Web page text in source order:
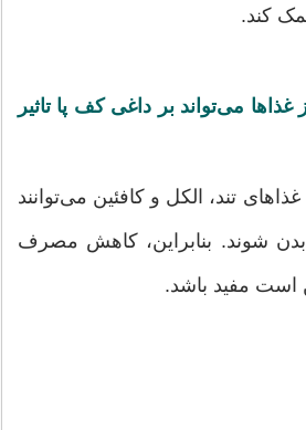
کند.
می‌تواند بر داغی کف پا تاثیر
تند، الکل و کافئین می‌توانند
شوند. بنابراین، کاهش مصرف
است مفید باشد.